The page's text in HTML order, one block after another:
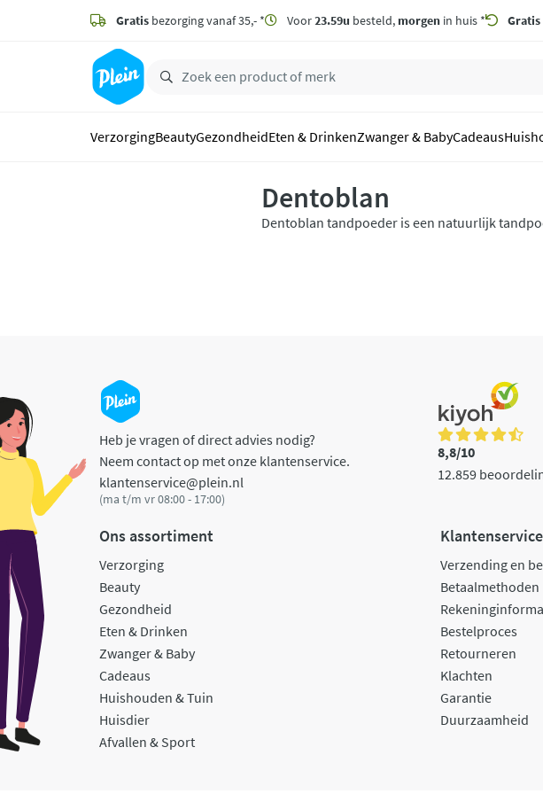
zoeken
hoofdinhoud
Gratis bezorging vanaf 35,- * Voor23.59u besteld, morgen in huis * Gratis
VerzorgingBeautyGezondheidEten & DrinkenZwanger & BabyCadeaus
Dentoblan
Dentoblan tandpoeder is een natuurlijk
Heb je vragen of direct advies nodig?
Neem contact op met onze klantenservice.
klantenservice@plein.nl
(ma t/m vr 08:00 - 17:00)
8,8/10
12.859
Ons assortiment
Verzorging
Beauty
Gezondheid
Eten & Drinken
Zwanger & Baby
Cadeaus
Huishouden & Tuin
Huisdier
Afvallen & Sport
Klantenservice
Verzending en
Betaalmethoden
Bestelproces
Retourneren
Klachten
Garantie
Duurzaamheid